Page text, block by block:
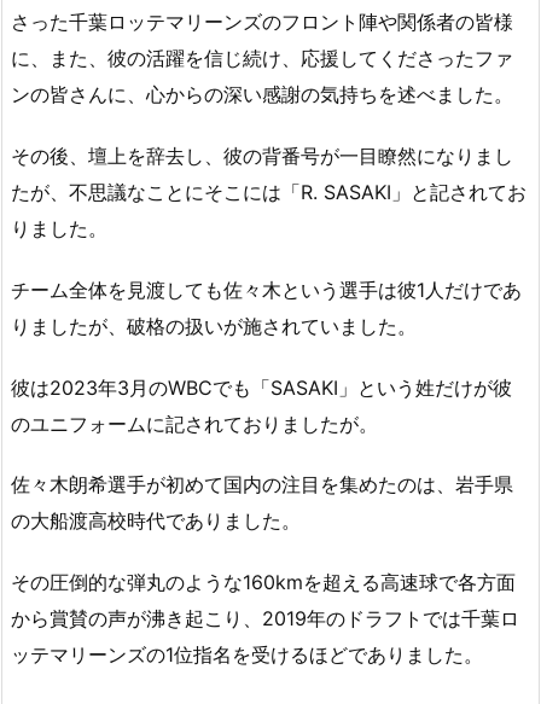
さった千葉ロッテマリーンズのフロント陣や関係者の皆様
に、また、彼の活躍を信じ続け、応援してくださったファ
ンの皆さんに、心からの深い感謝の気持ちを述べました。
その後、壇上を辞去し、彼の背番号が一目瞭然になりまし
たが、不思議なことにそこには「R. SASAKI」と記されてお
りました。
チーム全体を見渡しても佐々木という選手は彼1人だけであ
りましたが、破格の扱いが施されていました。
彼は2023年3月のWBCでも「SASAKI」という姓だけが彼
のユニフォームに記されておりましたが。
佐々木朗希選手が初めて国内の注目を集めたのは、岩手県
の大船渡高校時代でありました。
その圧倒的な弾丸のような160kmを超える高速球で各方面
から賞賛の声が沸き起こり、2019年のドラフトでは千葉ロ
ッテマリーンズの1位指名を受けるほどでありました。